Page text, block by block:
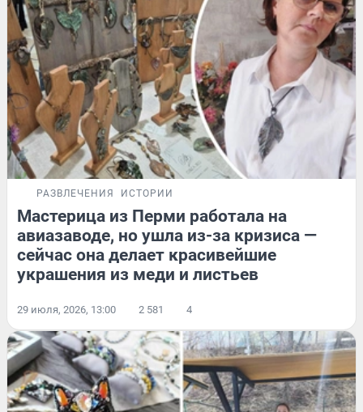
РАЗВЛЕЧЕНИЯ ИСТОРИИ
Мастерица из Перми работала на
авиазаводе, но ушла из-за кризиса —
сейчас она делает красивейшие
украшения из меди и листьев
29 июля, 2026, 13:00 2 581 4